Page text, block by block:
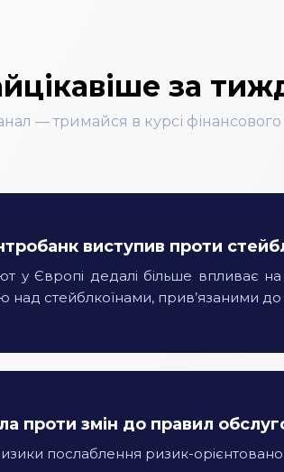
за
— тримайся в курсі
виступив проти
у Європі дедалі більше впливає
над стейблкоїнами, прив’язаними
змін до правил
послаблення ризик-